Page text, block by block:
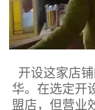
开设这家店
华。在选定开
盟店，但营业